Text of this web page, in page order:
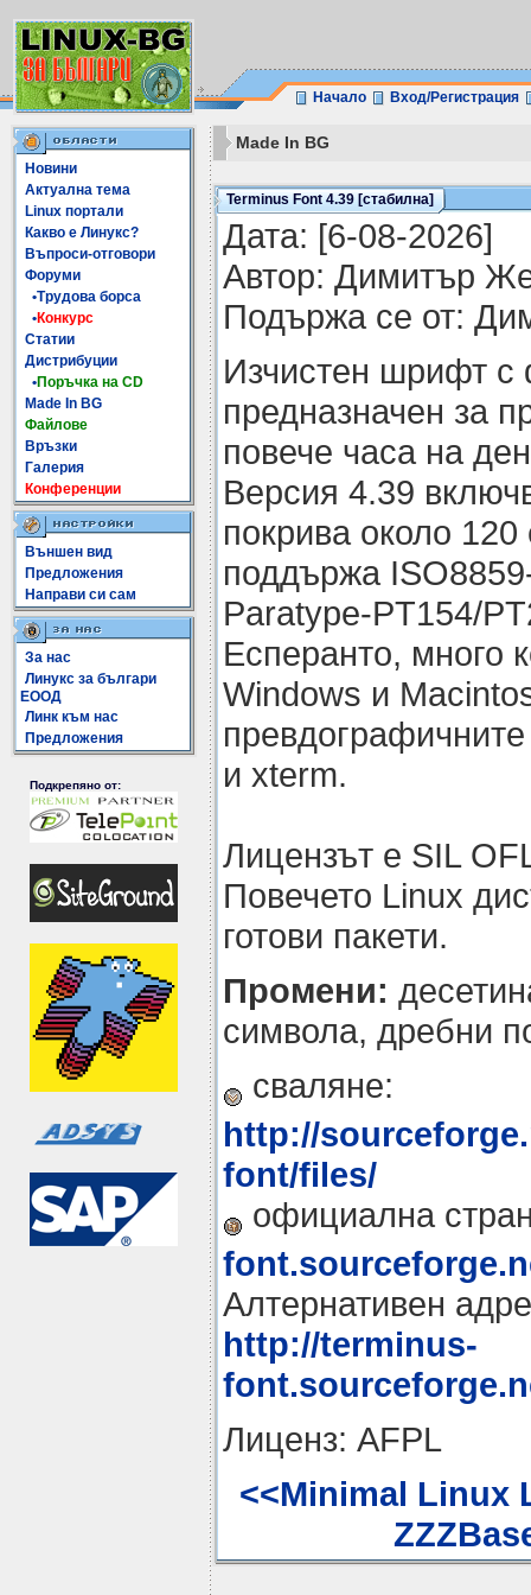
Начало Вход/Регистрация
Новини
Актуална тема
Linux портали
Какво е Линукс?
Въпроси-отговори
Форуми
•Трудова борса
•Конкурс
Статии
Дистрибуции
•Поръчка на CD
Made In BG
Файлове
Връзки
Галерия
Конференции
Външен вид
Предложения
Направи си сам
За нас
Линукс за българи
ЕООД
Линк към нас
Предложения
Подкрепяно от:
Made In BG
Terminus Font 4.39 [стабилна]
Датa: [6-08-2026]
Автор: Димитър
Подържа се от:
Изчистен шрифт
предназначен за
повече часа на
Версия 4.39
покрива около
поддържа
Paratype-PT154/
Есперанто, много
Windows и
и xterm.
Лицензът е SIL
Повечето Linux
готови пакети.
Промени:
символа, дребни
сваляне:
http://
font/files/
официална
Алтернативен
http://terminus-
Лиценз: AFPL
<<Minimal Linux